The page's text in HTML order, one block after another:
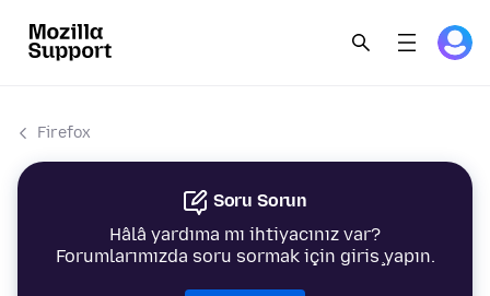
Firefox
Soru Sorun
Hâlâ yardıma mı ihtiyacınız var?
Forumlarımızda soru sormak için giriş yapın.